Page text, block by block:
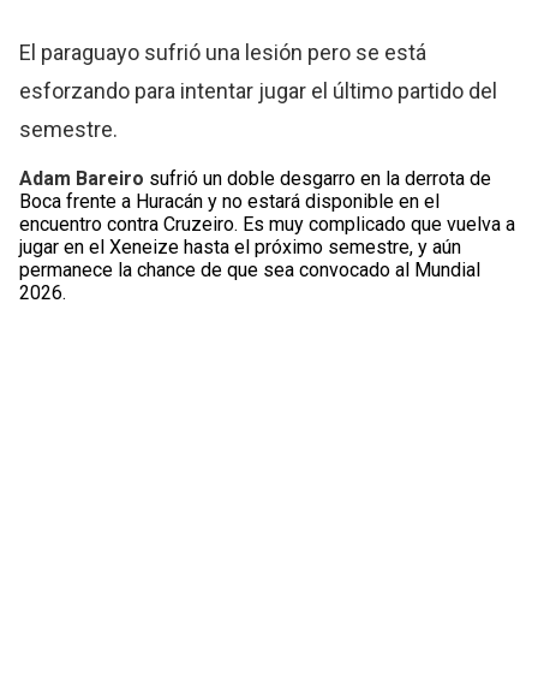
El paraguayo sufrió una lesión pero se está
esforzando para intentar jugar el último partido del
semestre.
Adam Bareiro sufrió un doble desgarro en la derrota de
Boca frente a Huracán y no estará disponible en el
encuentro contra Cruzeiro. Es muy complicado que vuelva a
jugar en el Xeneize hasta el próximo semestre, y aún
permanece la chance de que sea convocado al Mundial
2026.